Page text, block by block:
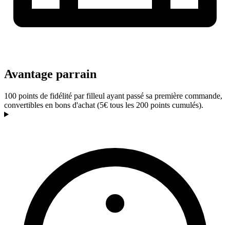
Avantage parrain
100 points de fidélité par filleul ayant passé sa première commande,
convertibles en bons d'achat (5€ tous les 200 points cumulés).